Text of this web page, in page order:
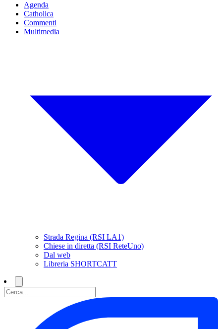
Agenda
Catholica
Commenti
Multimedia
Strada Regina (RSI LA1)
Chiese in diretta (RSI ReteUno)
Dal web
Libreria SHORTCATT